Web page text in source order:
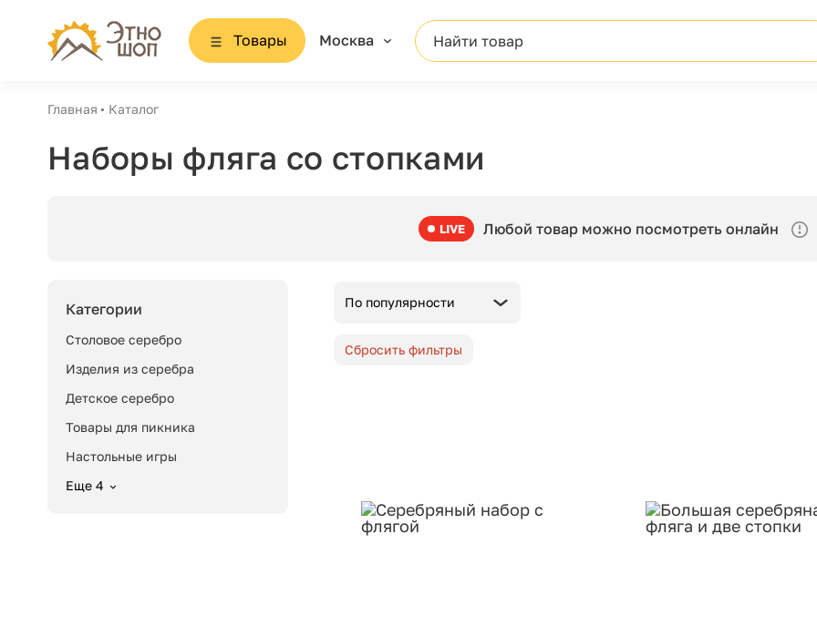
Товары Москва Найти товар
Главная Каталог
Наборы фляга со стопками
LIVE Любой товар можно посмотреть онлайн
Категории
Столовое серебро
Изделия из серебра
Детское серебро
Товары для пикника
Настольные игры
Еще 4
По популярности
Сбросить фильтры